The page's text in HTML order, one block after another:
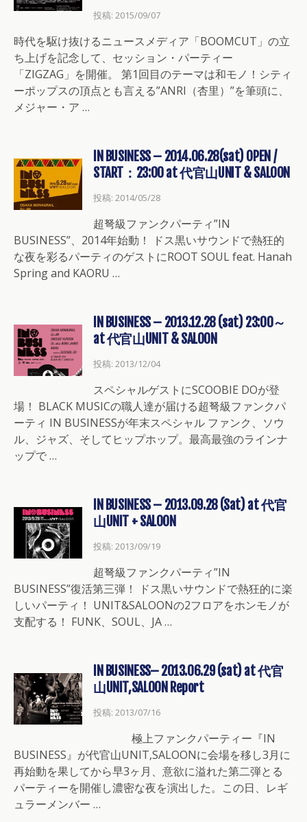
投稿: 2015/09/07
時代を駆け抜けるニュースメディア「BOOMCUT」の立
ち上げを記念して、セッション・パーティー
「ZIGZAG」を開催。 第1回目のテーマは和モノ！シティ
ーポップスの頂点とも言える”ANRI（杏里）”を筆頭に、
メジャー・ア …
IN BUSINESS – 2014.06.28(sat) OPEN /
START：23:00 at 代官山UNIT & SALOON
投稿: 2014/05/28
超弩級ファンクパーティ”IN
BUSINESS”、2014年始動！ ドス黒いサウンドで熱狂的
な夜を彩るパーティのゲストにROOT SOUL feat. Hanah
Spring and KAORU …
IN BUSINESS – 2013.12.28 (sat) 23:00～
at 代官山UNIT & SALOON
投稿: 2013/12/04
スペシャルゲストにSCOOBIE DOが登
場！ BLACK MUSICの職人達が届ける超弩級ファンクパ
ーティ IN BUSINESSが年末スペシャル ファンク、ソウ
ル、ジャズ、そしてヒップホップ。最高最強のラインナ
ップで …
IN BUSINESS – 2013.09.28 (Sat) at 代官
山UNIT + SALOON
投稿: 2013/09/19
超弩級ファンクパーティ”IN
BUSINESS”復活第三弾！ ドス黒いサウンドで熱狂的に楽
しいパーティ！ UNIT&SALOONの2フロアをホンモノが
支配する！ FUNK、SOUL、JA …
IN BUSINESS– 2013.06.29 (sat) at 代官
山UNIT,SALOON Report
投稿: 2013/07/16
極上ファンクパーティー『IN
BUSINESS』が代官山UNIT,SALOONに会場を移し3月に
再始動を果してから早3ヶ月、意欲に溢れた第二弾とる
パーティーを開催し濃密な夜を演出した。この日、レギ
ュラーメンバー …